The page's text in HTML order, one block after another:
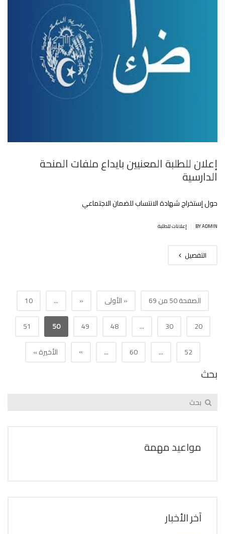
إعلان للطلبة المعنيين بايداع ملفات المنحة
الدارسية
حول إستخراج شهادة الانتساب للضمان الاجتماعي
BY ADMIN إعلانات للطلبة
التفصيل
الصفحة 50 من 69 « الأولى «
...
10
20
30
...
48
49
50
51
52
...
60
...
» الأخيرة »
بحث
مواعيد مهمة
آخر الأخبار